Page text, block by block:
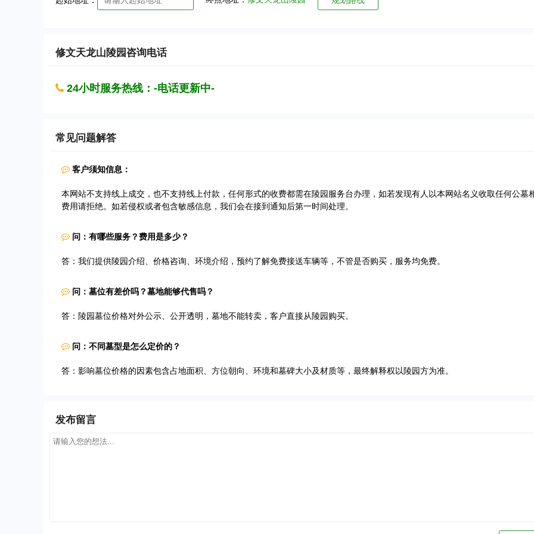
修文天龙山陵园 咨询电话
24小时服务热线：-电话更新中-
常见问题解答
客户须知信息：
本网站不支持线上成交，也不支持线上付款，任何形式的收费都需在陵园服务台办理，如若发现有人以本网站名义收取任何公墓
费用请拒绝。如若侵权或者包含敏感信息，我们会在接到通知后第一时间处理。
问：有哪些服务？费用是多少？
答：我们提供陵园介绍、价格咨询、环境介绍，预约了解免费接送车辆等，不管是否购买，服务均免费。
问：墓位有差价吗？墓地能够代售吗？
答：陵园墓位价格对外公示、公开透明，墓地不能转卖，客户直接从陵园购买。
问：不同墓型是怎么定价的？
答：影响墓位价格的因素包含占地面积、方位朝向、环境和墓碑大小及材质等，最终解释权以陵园方为准。
发布留言